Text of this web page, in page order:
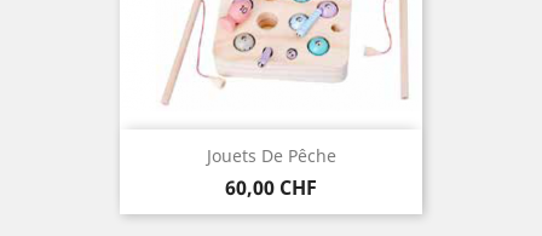
Jouets De Pêche
Preis
60,00 CHF